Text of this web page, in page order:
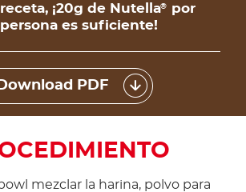
receta, ¡20g de Nutella®
por
persona es suficiente!
Download PDF
mezclar la harina, polvo para